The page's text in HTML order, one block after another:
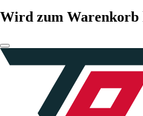
Wird zum Warenkorb